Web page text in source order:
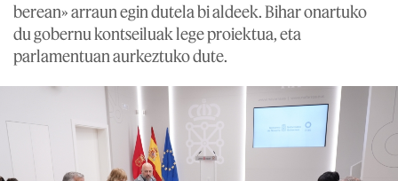
berean» arraun egin dutela bi aldeek. Bihar onartuko
du gobernu kontseiluak lege proiektua, eta
parlamentuan aurkeztuko dute.